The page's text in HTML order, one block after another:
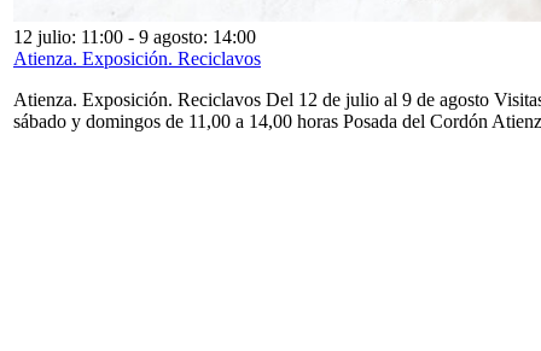
12 julio: 11:00 - 9 agosto: 14:00
Atienza. Exposición. Reciclavos
Atienza. Exposición. Reciclavos Del 12 de julio al 9 de agosto
sábado y domingos de 11,00 a 14,00 horas Posada del Cordón